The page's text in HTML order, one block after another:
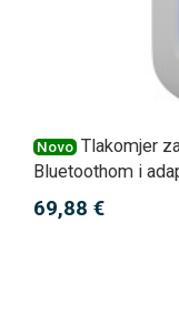
Novo Tlakomjer
Bluetoothom i
69,88 €